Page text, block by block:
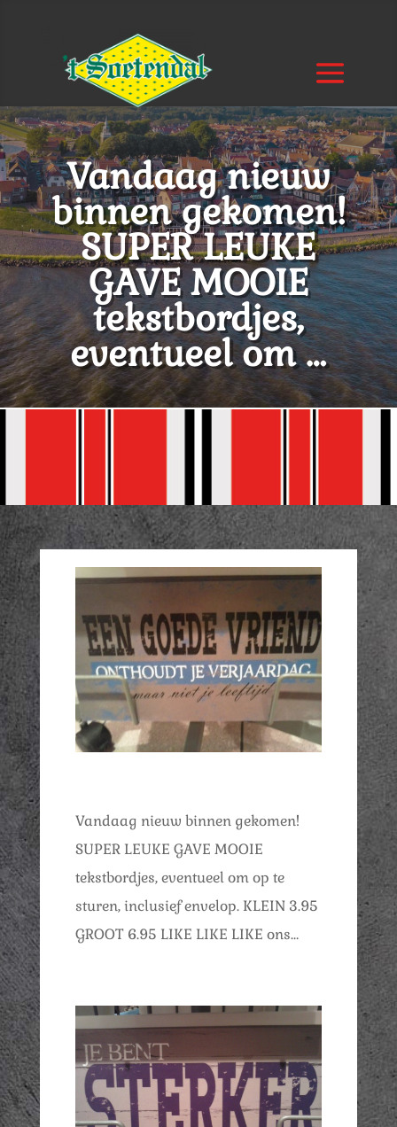
Vandaag nieuw
binnen gekomen!
SUPER LEUKE
GAVE MOOIE
tekstbordjes,
eventueel om …
Vandaag nieuw binnen gekomen!
SUPER LEUKE GAVE MOOIE
tekstbordjes, eventueel om op te
sturen, inclusief envelop. KLEIN 3.95
GROOT 6.95 LIKE LIKE LIKE ons…